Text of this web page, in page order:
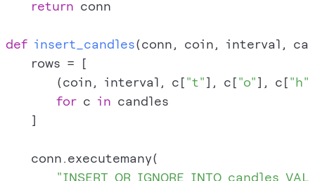
return conn
def insert_candles(conn, coin, interval,
    rows = [
        (coin, interval, c[
"t"], c["o"], c["h"
for c in candles
    ]
    conn.executemany(
"INSERT OR IGNORE INTO candles